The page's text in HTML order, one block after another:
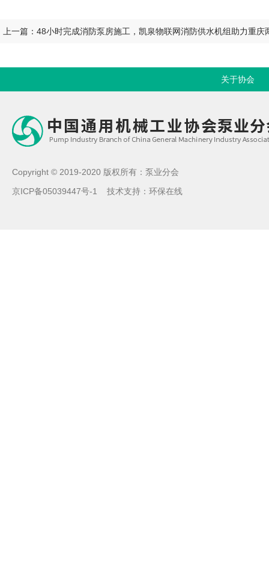
上一篇：48小时完成消防泵房施工，凯泉物联网消防供水机组助力重
关于协会
Copyright © 2019-2020 版权所有：泵业分会
京ICP备05039447号-1
技术支持： 环保在线